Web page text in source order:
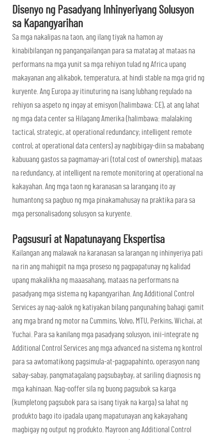
Disenyo ng Pasadyang Inhinyeriyang Solusyon
sa Kapangyarihan
Sa mga nakalipas na taon, ang ilang tiyak na hamon ay
kinabibilangan ng pangangailangan para sa matatag at mataas na
performans na mga yunit sa mga rehiyon tulad ng Africa upang
makayanan ang alikabok, temperatura, at hindi stable na mga grid ng
kuryente. Ang Europa ay itinuturing na isang lubhang regulado na
rehiyon sa aspeto ng ingay at emisyon (halimbawa: CE), at ang lahat
ng mga data center sa Hilagang Amerika (halimbawa: malalaking
tactical, strategic, at operational redundancy; intelligent remote
control; at operational data centers) ay nagbibigay-diin sa mababang
kabuuang gastos sa pagmamay-ari (total cost of ownership), mataas
na redundancy, at intelligent na remote monitoring at operational na
kakayahan. Ang mga taon ng karanasan sa larangang ito ay
humantong sa pagbuo ng mga pinakamahusay na praktika para sa
mga personalisadong solusyon sa kuryente.
Pagsusuri at Napatunayang Ekspertisa
Kailangan ang malawak na karanasan sa larangan ng inhinyeriya pati
na rin ang mahigpit na mga proseso ng pagpapatunay ng kalidad
upang makalikha ng maaasahang, mataas na performans na
pasadyang mga sistema ng kapangyarihan. Ang Additional Control
Services ay nag-aalok ng katiyakan bilang pangunahing bahagi gamit
ang mga brand ng motor na Cummins, Volvo, MTU, Perkins, Wichai, at
Yuchai. Para sa kanilang mga pasadyang solusyon, inii-integrate ng
Additional Control Services ang mga advanced na sistema ng kontrol
para sa awtomatikong pagsimula-at-pagpapahinto, operasyon nang
sabay-sabay, pangmatagalang pagsubaybay, at sariling diagnosis ng
mga kahinaan. Nag-ooffer sila ng buong pagsubok sa karga
(kumpletong pagsubok para sa isang tiyak na karga) sa lahat ng
produkto bago ito ipadala upang mapatunayan ang kakayahang
magbigay ng output ng produkto. Mayroon ang Additional Control